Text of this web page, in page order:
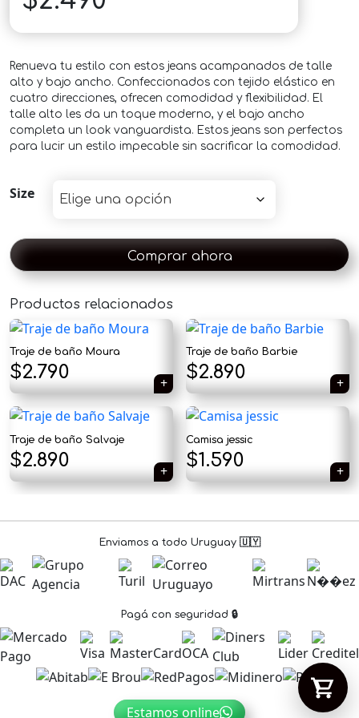
Renueva tu estilo con estos jeans acampanados de talle
alto y bajo ancho. Confeccionados con tejido elástico en
cuatro direcciones, ofrecen comodidad y flexibilidad. El
talle alto les da un toque moderno, y el bajo ancho
completa un look vanguardista. Estos jeans son perfectos
para lucir un estilo impecable sin sacrificar la comodidad.
Size
Comprar ahora
Productos relacionados
Traje de baño Moura
$2.790
Traje de baño Barbie
$2.890
Traje de baño Salvaje
$2.890
Camisa jessic
El
precio
original
era:
$1.890.
$1.590El
precio
actual
es:
$1.590.
Enviamos a todo Uruguay 🇺🇾
Pagá con seguridad 🔒
Estamos online
×
Tu carrito está vacío.
Agregá un producto y aparecerá acá
automáticamente.